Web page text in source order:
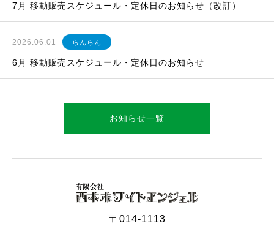
7月 移動販売スケジュール・定休日のお知らせ（改訂）
2026.06.01 らんらん
6月 移動販売スケジュール・定休日のお知らせ
お知らせ一覧
〒014-1113